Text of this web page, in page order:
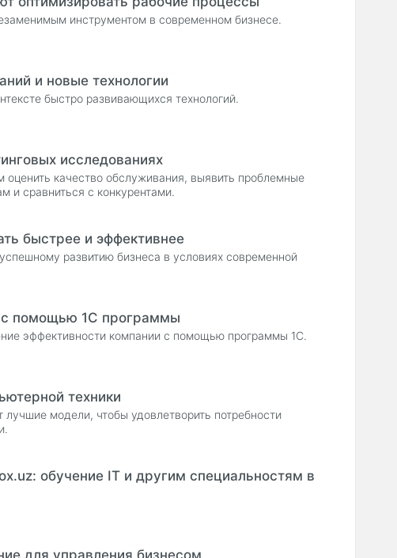
инструментом в современном бизнесе.
и новые технологии
быстро развивающихся технологий.
исследованиях
оценить качество обслуживания, выявить проблемные
и сравниться с конкурентами.
быстрее и эффективнее
развитию бизнеса в условиях современной
с помощью 1С программы
эффективности компании с помощью программы 1С.
техники
модели, чтобы удовлетворить потребности
обучение IT и другим специальностям в